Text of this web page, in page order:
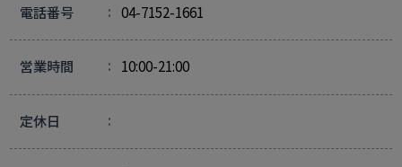
電話番号 04-7152-1661
営業時間 10:00-21:00
定休日